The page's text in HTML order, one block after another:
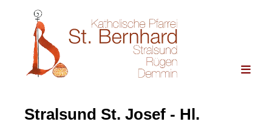
Stralsund St. Josef - Hl.